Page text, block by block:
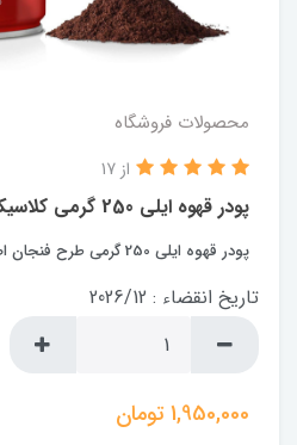
محصولات فروشگاه
پودر قهوه ایلی 250 گرمی کلاسیکو - illy classico
از 17
پودر قهوه ایلی 250 گرمی طرح فنجان اصی ایتالیا
تاریخ انقضاء : 2026/12
1,950,000تومان